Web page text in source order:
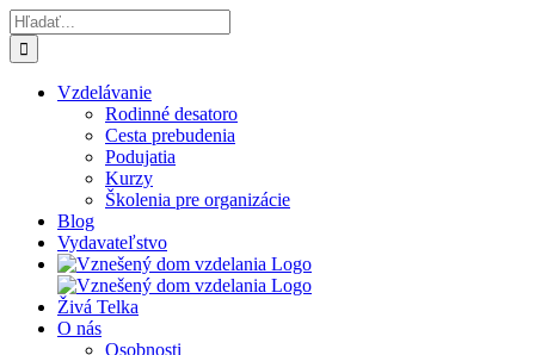
Skip
to
content
Hľadať:
Vzdelávanie
Rodinné desatoro
Cesta prebudenia
Podujatia
Kurzy
Školenia pre organizácie
Blog
Vydavateľstvo
Živá Telka
O nás
Osobnosti